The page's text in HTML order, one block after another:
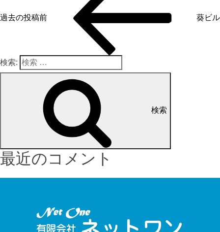
過去の投稿前 葵ビル
検索:
検索
最近のコメント